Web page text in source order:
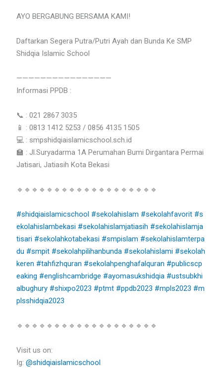
AYO BERGABUNG BERSAMA KAMI!
Daftarkan Segera Putra/Putri Ayah dan Bunda Ke SMP
Shidqia Islamic School
————————————————
Informasi PPDB :
📞 : 021 2867 3035
📱 : 0813 1412 5253 / 0856 4135 1505
💻 : smpshidqiaislamicschool.sch.id
🏫 : Jl.Suryadarma 1A Perumahan Bumi Dirgantara Permai
Jatisari, Jatiasih Kota Bekasi
🔹🔹🔹🔹🔹🔹🔹🔹🔹🔹🔹🔹🔹🔹🔹🔹🔹🔹🔹
#shidqiaislamicschool #sekolahislam #sekolahfavorit #s
ekolahislambekasi #sekolahislamjatiasih #sekolahislamja
tisari #sekolahkotabekasi #smpislam #sekolahislamterpa
du #smpit #sekolahpilihanbunda #sekolahislami #sekolah
keren #tahfizhquran #sekolahpenghafalquran #publicscp
eaking #englishcambridge #ayomasukshidqia #ustsubkhi
albughury #shixpo2023 #ptmt #ppdb2023 #mpls2023 #m
plsshidqia2023
🔹🔹🔹🔹🔹🔹🔹🔹🔹🔹🔹🔹🔹🔹🔹🔹🔹🔹🔹
Visit us on:
Ig:@shidqiaislamicschool